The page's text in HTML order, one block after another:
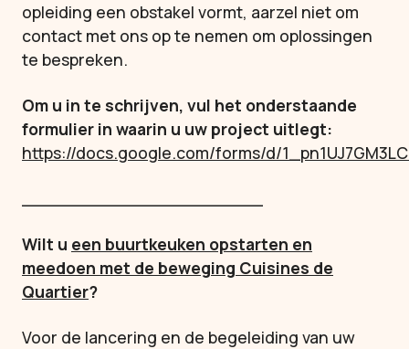
opleiding een obstakel vormt, aarzel niet om
contact met ons op te nemen om oplossingen
te bespreken.
Om u in te schrijven, vul het onderstaande
formulier in waarin u uw project uitlegt:
https://docs.google.com/forms/d/
Wilt u een buurtkeuken opstarten en
meedoen met de beweging Cuisines de
Quartier?
Voor de lancering en de begeleiding van uw